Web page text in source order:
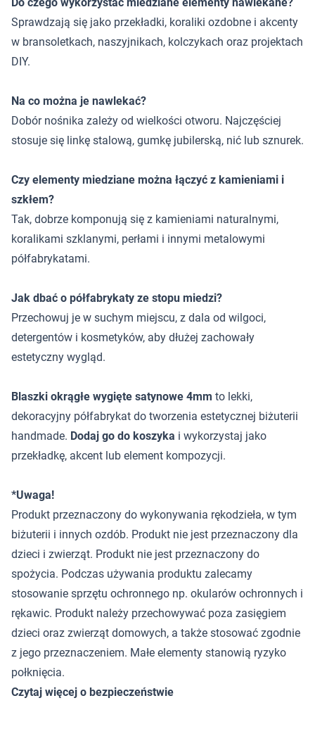
Sprawdzają się jako przekładki, koraliki ozdobne i akcenty
w bransoletkach, naszyjnikach, kolczykach oraz projektach
DIY.
Na co można je nawlekać?
Dobór nośnika zależy od wielkości otworu. Najczęściej
stosuje się linkę stalową, gumkę jubilerską, nić lub sznurek.
Czy elementy miedziane można łączyć z kamieniami i
szkłem?
Tak, dobrze komponują się z kamieniami naturalnymi,
koralikami szklanymi, perłami i innymi metalowymi
półfabrykatami.
Jak dbać o półfabrykaty ze stopu miedzi?
Przechowuj je w suchym miejscu, z dala od wilgoci,
detergentów i kosmetyków, aby dłużej zachowały
estetyczny wygląd.
Blaszki okrągłe wygięte satynowe 4mm to lekki,
dekoracyjny półfabrykat do tworzenia estetycznej biżuterii
handmade. Dodaj go do koszyka i wykorzystaj jako
przekładkę, akcent lub element kompozycji.
*Uwaga!
Produkt przeznaczony do wykonywania rękodzieła, w tym
biżuterii i innych ozdób. Produkt nie jest przeznaczony dla
dzieci i zwierząt. Produkt nie jest przeznaczony do
spożycia. Podczas używania produktu zalecamy
stosowanie sprzętu ochronnego np. okularów ochronnych i
rękawic. Produkt należy przechowywać poza zasięgiem
dzieci oraz zwierząt domowych, a także stosować zgodnie
z jego przeznaczeniem. Małe elementy stanowią ryzyko
połknięcia.
Czytaj więcej o bezpieczeństwie